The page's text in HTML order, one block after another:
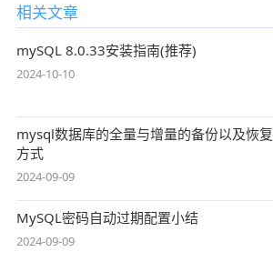
相关文章
mySQL 8.0.33安装指南(推荐)
2024-10-10
mysql数据库的全量与增量的备份以及恢复
方式
2024-09-09
MySQL密码自动过期配置小结
2024-09-09